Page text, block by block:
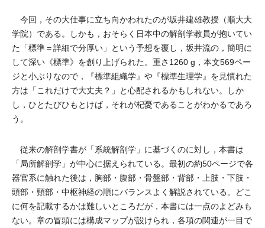
今回，その大仕事に立ち向かわれたのが坂井建雄教授（順大大
学院）である。しかも，おそらく日本中の解剖学教員が抱いてい
た「標準＝詳細で分厚い」という予想を覆し，坂井流の，簡明に
して深い《標準》を創り上げられた。重さ1260 g，本文569ペー
ジと小ぶりなので，『標準組織学』や『標準生理学』を見慣れた
方は「これだけで大丈夫？」と心配されるかもしれない。しか
し，ひとたびひもとけば，それが杞憂であることがわかるであろ
う。
従来の解剖学書が「系統解剖学」に基づくのに対し，本書は
「局所解剖学」が中心に据えられている。最初の約50ページで各
器官系に触れた後は，胸部・腹部・骨盤部・背部・上肢・下肢・
頭部・頸部・中枢神経の順にバランスよく解説されている。どこ
に何を記載するかは難しいところだが，本書には一点のよどみも
ない。章の冒頭には構成マップが設けられ，各項の関連が一目で